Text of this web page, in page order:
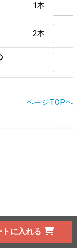
1本
2本
ページTOPへ
トに入れる